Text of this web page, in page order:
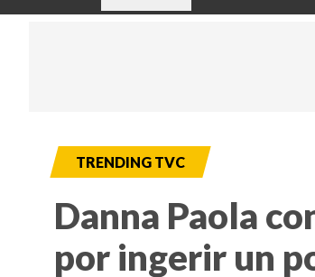
TRENDING TVC
Danna Paola
por ingerir un